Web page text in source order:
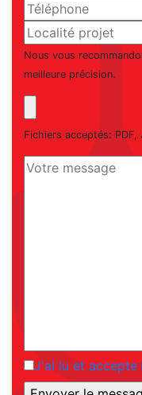
Nous vous
meilleure précision.
Fichiers acceptés: PDF,
J'ai lu et